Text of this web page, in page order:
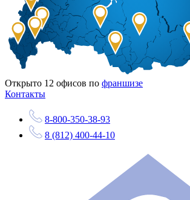
Открыто 12 офисов по франшизе
Контакты
8-800-350-38-93
8 (812) 400-44-10